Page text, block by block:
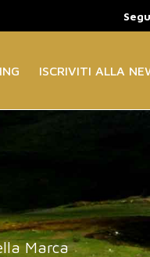
ISCRIVITI ALLA
Marca